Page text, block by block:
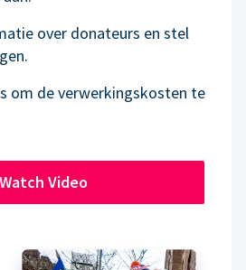
over donateurs en stel
om de verwerkingskosten te
Watch Video